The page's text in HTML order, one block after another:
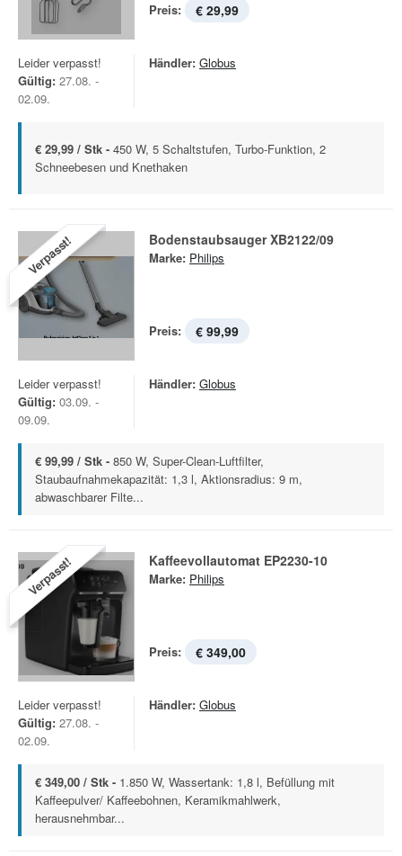
Preis: € 29,99
Leider verpasst!
Gültig: 27.08. -
02.09.
Händler: Globus
€ 29,99 / Stk - 450 W, 5 Schaltstufen, Turbo-Funktion, 2
Schneebesen und Knethaken
Verpasst! Bodenstaubsauger XB2122/09
Marke: Philips
Preis: € 99,99
Leider verpasst!
Gültig: 03.09. -
09.09.
Händler: Globus
€ 99,99 / Stk - 850 W, Super-Clean-Luftfilter,
Staubaufnahmekapazität: 1,3 l, Aktionsradius: 9 m,
abwaschbarer Filte...
Verpasst! Kaffeevollautomat EP2230-10
Marke: Philips
Preis: € 349,00
Leider verpasst!
Gültig: 27.08. -
02.09.
Händler: Globus
€ 349,00 / Stk - 1.850 W, Wassertank: 1,8 l, Befüllung mit
Kaffeepulver/ Kaffeebohnen, Keramikmahlwerk,
herausnehmbar...